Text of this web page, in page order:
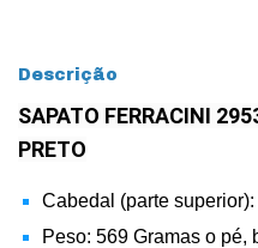
Descrição
SAPATO FERRACINI
PRETO
Cabedal (parte
Peso: 569 Gramas o pé,